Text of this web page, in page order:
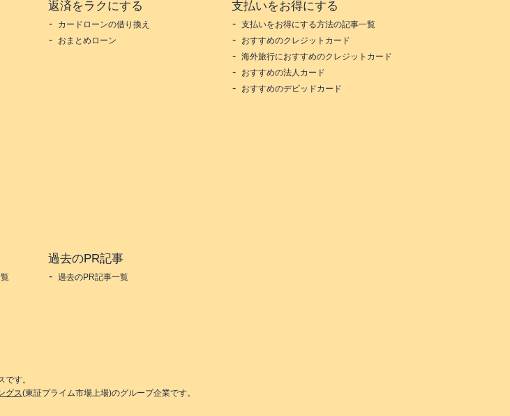
返済をラクにする
カードローンの借り換え
おまとめローン
支払いをお得にする
支払いをお得にする方法の記事一覧
おすすめのクレジットカード
海外旅行におすすめのクレジットカード
おすすめの法人カード
おすすめのデビッドカード
過去のPR記事
過去のPR記事一覧
です。
グス(東証プライム市場上場)のグループ企業です。